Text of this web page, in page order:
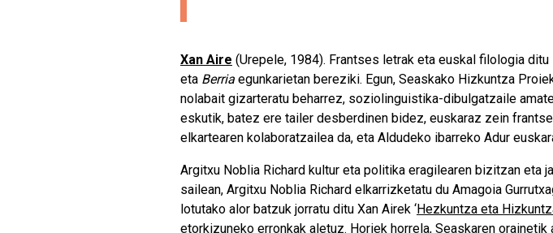
Xan Aire (Urepele, 1984). Frantses letrak eta euskal filologia
eta Berria egunkarietan bereziki. Egun, Seaskako Hizkuntza
nolabait gizarteratu beharrez, soziolinguistika-dibulgatzaile
eskutik, batez ere tailer desberdinen bidez, euskaraz zein
elkartearen kolaboratzailea da, eta Aldudeko ibarreko Adur
Argitxu Noblia Richard kultur eta politika eragilearen bizitzan eta
sailean, Argitxu Noblia Richard elkarrizketatu du Amagoia
lotutako alor batzuk jorratu ditu Xan Airek ‘Hezkuntza eta
etorkizuneko erronkak aletuz. Horiek horrela, Seaskaren